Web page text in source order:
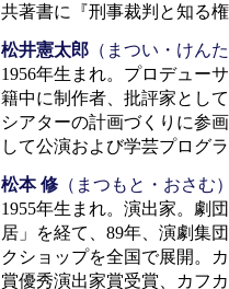
共著書に『刑事裁判と知る
松井憲太郎 （まつい・けん
1956年生まれ。プロデュー
籍中に制作者、批評家とし
シアターの計画づくりに参
して公演および学芸プログ
松本 修 （まつもと・おさむ
1955年生まれ。演出家。劇
居」を経て、89年、演劇集
クショップを全国で展開。
賞優秀演出家賞受賞、カフ